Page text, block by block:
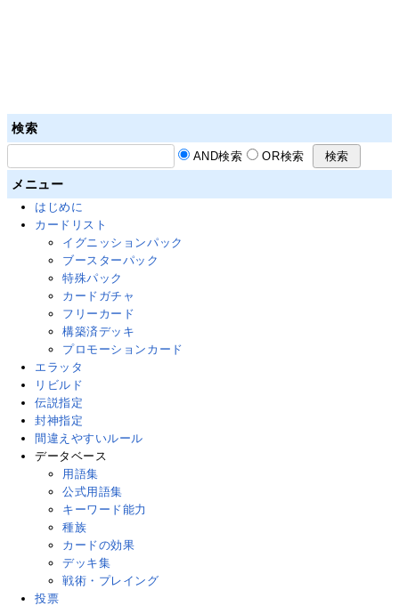
検索
AND検索 OR検索
メニュー
はじめに
カードリスト
イグニッションパック
ブースターパック
特殊パック
カードガチャ
フリーカード
構築済デッキ
プロモーションカード
エラッタ
リビルド
伝説指定
封神指定
間違えやすいルール
データベース
用語集
公式用語集
キーワード能力
種族
カードの効果
デッキ集
戦術・プレイング
投票